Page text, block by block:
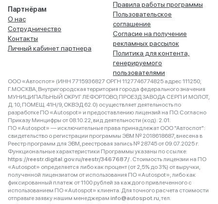
Партнёрам
О нас
Сотрудничество
Контакты
Личный кабинет партнера
Правила работы программы
Пользовательское
соглашение
Согласие на получение
рекламных рассылок
Политика для контента,
генерируемого
пользователями
ООО «Автоспот» (ИНН 7715936827 ОРГН 1127746774825 адрес 111250,
Г.МОСКВА, Внутригородская территория города федерального значения
МУНИЦИПАЛЬНЫЙ ОКРУГ ЛЕФОРТОВО, ПРОЕЗД ЗАВОДА СЕРП И МОЛОТ,
Д. 10, ПОМЕЩ. 41Н/9, ОКВЭД 62.0) осуществляет деятельность по
разработке ПО «Autospot» и предоставлению лицензий на ПО. Согласно
Приказу Минцифры от 08.10.22, вид деятельности (код): 2.01.
ПО «Autospot» — исключительные права принадлежат ООО "Автоспот":
свидетельство о регистрации программы ЭВМ № 2018618687, внесена в
Реестр программ для ЭВМ, реестровая запись № 28745 от 09.07.2025 г.
Функциональные характеристики Программы указаны по ссылке:
https://reestr.digital.gov.ru/reestr/3467687/ . Стоимость лицензии на ПО
«Autospot» определяется либо как процент (от 2,5% до 3%) от выручки,
полученной лицензиатом от использования ПО «Autospot», либо как
фиксированный платеж от 1100 рублей за каждого привлеченного с
использованием ПО «Autospot» клиента. Для точного расчета стоимости
отправьте заявку нашим менеджерам info@autospot.ru, тел.